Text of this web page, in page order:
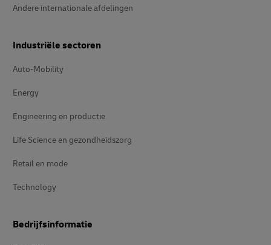
Andere internationale afdelingen
Industriële sectoren
Auto-Mobility
Energy
Engineering en productie
Life Science en gezondheidszorg
Retail en mode
Technology
Bedrijfsinformatie